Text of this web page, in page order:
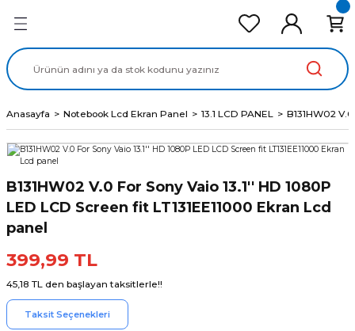
Ekran Panel
Data Kablo
Anasayfa Notebook Lcd Ekran Panel 13.1 LCD PANEL B131HW02
B131HW02 V.0 For Sony Vaio 13.1'' HD 1080P
LED LCD Screen fit LT131EE11000 Ekran Lcd
panel
399,99 TL
45,18 TL den başlayan taksitlerle!!
Taksit Seçenekleri